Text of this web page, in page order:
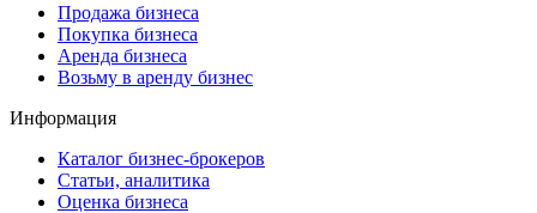
Продажа бизнеса
Покупка бизнеса
Аренда бизнеса
Возьму в аренду бизнес
Информация
Каталог бизнес-брокеров
Статьи, аналитика
Оценка бизнеса